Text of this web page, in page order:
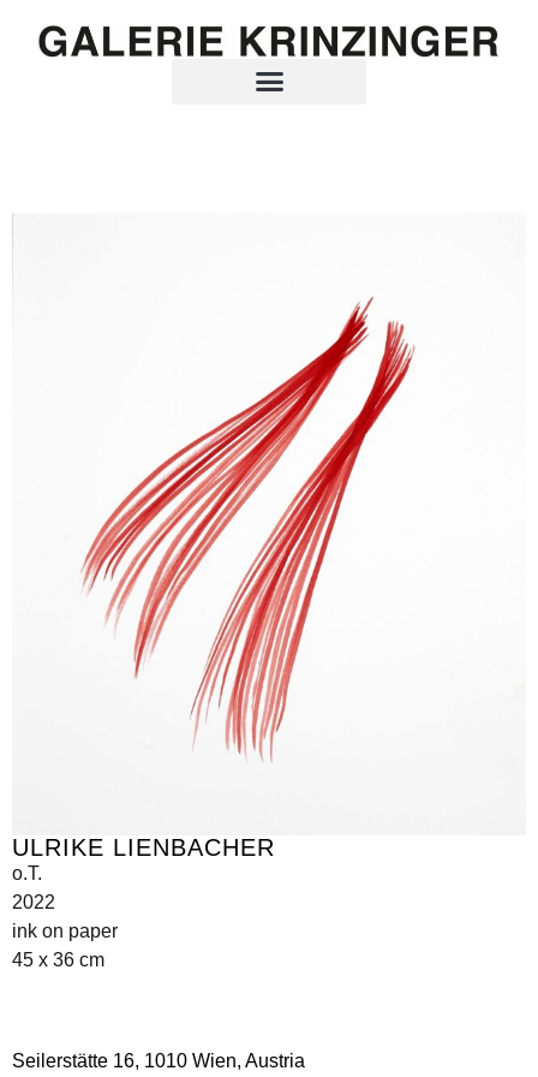
ULRIKE LIENBACHER
o.T.
2022
ink on paper
45 x 36 cm
Seilerstätte 16, 1010 Wien, Austria